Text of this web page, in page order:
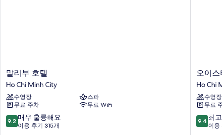
말
리
부
호
텔
Ho
Chi
말리부 호텔
Ho Chi Minh City
수영장
스파
무료 주차
무료 WiFi
10
점
9.2 매우 훌륭해요
이용 후기 315개
오
이
스
터
베
이
호
오이
Ho Chi
수영장
무료
10
점
9.4 최
이용